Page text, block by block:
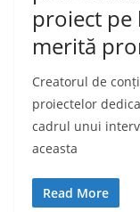
proiect pe
merită
Creatorul de
proiectelor
cadrul unui
aceasta
Read More